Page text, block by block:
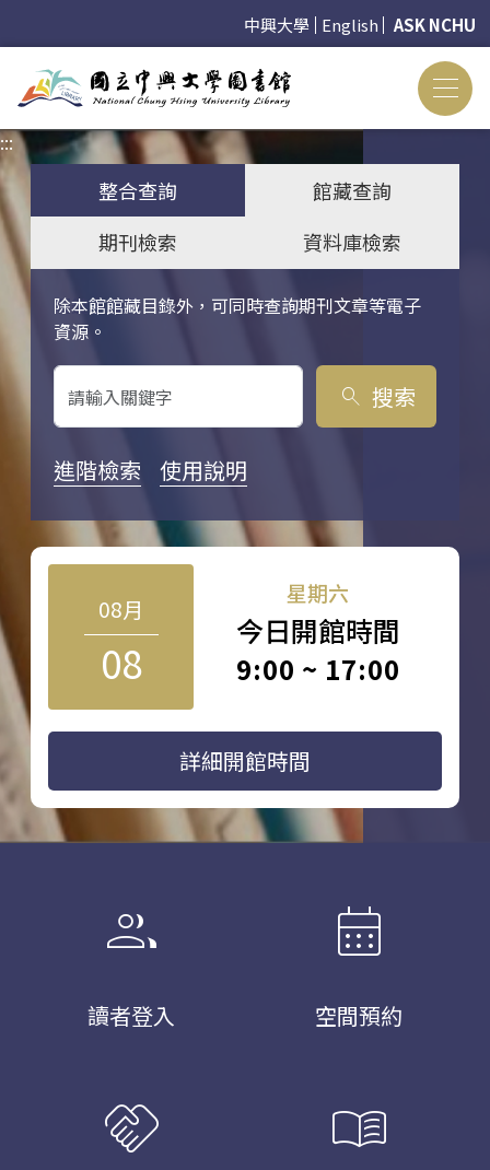
中興大學 English ASK NCHU
:::
整合查詢
館藏查詢
期刊檢索
資料庫檢索
除本館館藏目錄外，可同時查詢期刊文章等電子
資源。
關鍵字搜尋
search 搜索
進階檢索 使用說明
08月
08
星期六
今日開館時間
9:00 ~ 17:00
詳細開館時間
group
讀者登入
calendar_month
空間預約
handshake menu_book